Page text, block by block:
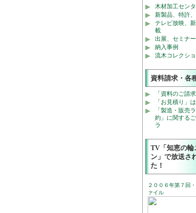
木材加工セン
新製品、特許
テレビ放映、
載
出展、セミナ
納入事例
流木コレクシ
資料請求・各
「資料のご請
「お見積り」
「製造・販売
約」に関する
ラ
TV「知恵の輪
ン」で放送さ
た！
２００６年第７回
ァイル